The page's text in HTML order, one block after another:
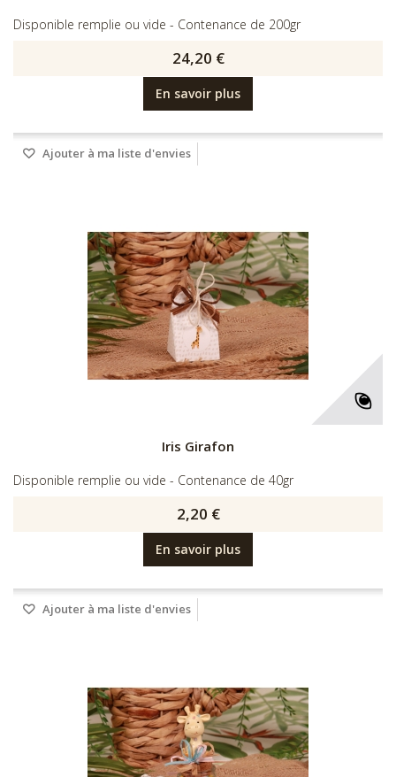
Disponible remplie ou vide - Contenance de 200gr
24,20 €
En savoir plus
Ajouter à ma liste d'envies
Iris Girafon
Disponible remplie ou vide - Contenance de 40gr
2,20 €
En savoir plus
Ajouter à ma liste d'envies